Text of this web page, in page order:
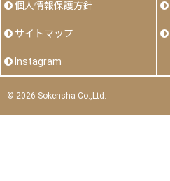
個人情報保護方針
サイトマップ
Instagram
© 2026 Sokensha Co.,Ltd.